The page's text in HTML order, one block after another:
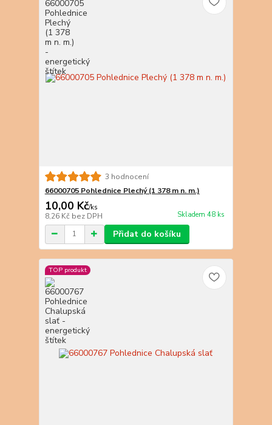
3 hodnocení
66000705 Pohlednice Plechý (1 378 m n. m.)
10,00 Kč/ks
8,26 Kč bez DPH Skladem 48 ks
Přidat do košíku
TOP produkt